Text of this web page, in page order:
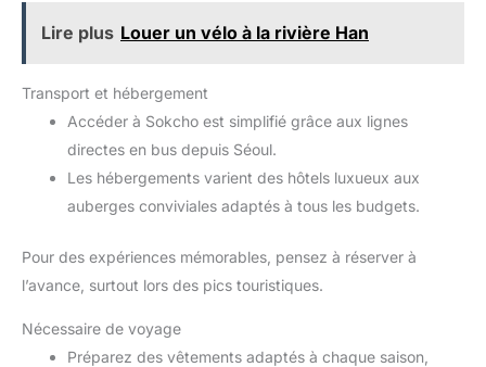
Lire plus Louer un vélo à la rivière Han
Transport et hébergement
Accéder à Sokcho est simplifié grâce aux lignes
directes en bus depuis Séoul.
Les hébergements varient des hôtels luxueux aux
auberges conviviales adaptés à tous les budgets.
Pour des expériences mémorables, pensez à réserver à
l’avance, surtout lors des pics touristiques.
Nécessaire de voyage
Préparez des vêtements adaptés à chaque saison,